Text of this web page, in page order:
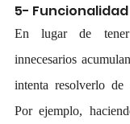
5- Funcionalidad
En lugar de tener
innecesarios
intenta resolverlo de
Por ejemplo,